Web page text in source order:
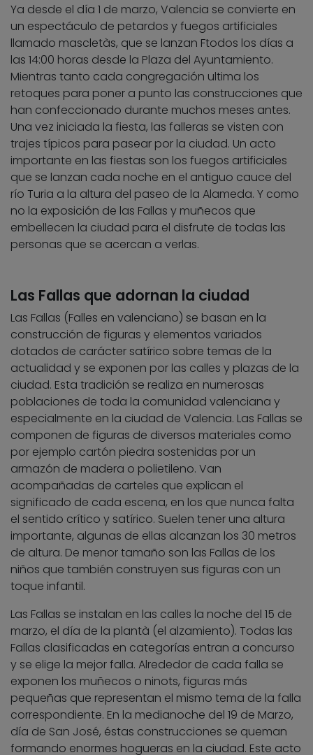
Ya desde el día 1 de marzo, Valencia se convierte en
un espectáculo de petardos y fuegos artificiales
llamado mascletàs, que se lanzan Ftodos los días a
las 14:00 horas desde la Plaza del Ayuntamiento.
Mientras tanto cada congregación ultima los
retoques para poner a punto las construcciones que
han confeccionado durante muchos meses antes.
Una vez iniciada la fiesta, las falleras se visten con
trajes típicos para pasear por la ciudad. Un acto
importante en las fiestas son los fuegos artificiales
que se lanzan cada noche en el antiguo cauce del
río Turia a la altura del paseo de la Alameda. Y como
no la exposición de las Fallas y muñecos que
embellecen la ciudad para el disfrute de todas las
personas que se acercan a verlas.
Las Fallas que adornan la ciudad
Las Fallas (Falles en valenciano) se basan en la
construcción de figuras y elementos variados
dotados de carácter satírico sobre temas de la
actualidad y se exponen por las calles y plazas de la
ciudad. Esta tradición se realiza en numerosas
poblaciones de toda la comunidad valenciana y
especialmente en la ciudad de Valencia. Las Fallas se
componen de figuras de diversos materiales como
por ejemplo cartón piedra sostenidas por un
armazón de madera o polietileno. Van
acompañadas de carteles que explican el
significado de cada escena, en los que nunca falta
el sentido crítico y satírico. Suelen tener una altura
importante, algunas de ellas alcanzan los 30 metros
de altura. De menor tamaño son las Fallas de los
niños que también construyen sus figuras con un
toque infantil.
Las Fallas se instalan en las calles la noche del 15 de
marzo, el día de la plantà (el alzamiento). Todas las
Fallas clasificadas en categorías entran a concurso
y se elige la mejor falla. Alrededor de cada falla se
exponen los muñecos o ninots, figuras más
pequeñas que representan el mismo tema de la falla
correspondiente. En la medianoche del 19 de Marzo,
día de San José, éstas construcciones se queman
formando enormes hogueras en la ciudad. Este acto